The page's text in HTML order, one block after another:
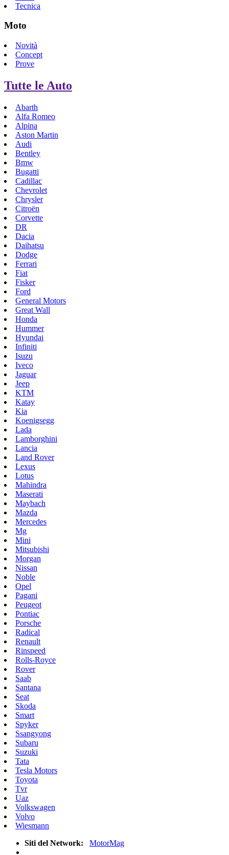
Tecnica
Moto
Novità
Concept
Prove
Tutte le Auto
Abarth
Alfa Romeo
Alpina
Aston Martin
Audi
Bentley
Bmw
Bugatti
Cadillac
Chevrolet
Chrysler
Citroën
Corvette
DR
Dacia
Daihatsu
Dodge
Ferrari
Fiat
Fisker
Ford
General Motors
Great Wall
Honda
Hummer
Hyundai
Infiniti
Isuzu
Iveco
Jaguar
Jeep
KTM
Katay
Kia
Koenigsegg
Lada
Lamborghini
Lancia
Land Rover
Lexus
Lotus
Mahindra
Maserati
Maybach
Mazda
Mercedes
Mg
Mini
Mitsubishi
Morgan
Nissan
Noble
Opel
Pagani
Peugeot
Pontiac
Porsche
Radical
Renault
Rinspeed
Rolls-Royce
Rover
Saab
Santana
Seat
Skoda
Smart
Spyker
Ssangyong
Subaru
Suzuki
Tata
Tesla Motors
Toyota
Tvr
Uaz
Volkswagen
Volvo
Wiesmann
Siti del Network:
MotorMag